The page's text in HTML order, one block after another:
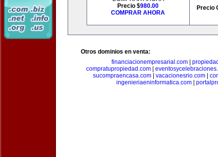
Precio $980.00
COMPRAR AHORA
Precio
Otros dominios en venta:
financiacionempresarial.com
compratupropiedad.com
sucompraencasa.com| vacacionesrio.com|
ingenieriaeninformatica.com|